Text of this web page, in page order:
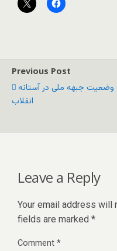
Previous Post
وضعیت جبهه ملى در آستانه
انقلاب
Leave a Reply
Your email address will
fields are marked *
Comment*